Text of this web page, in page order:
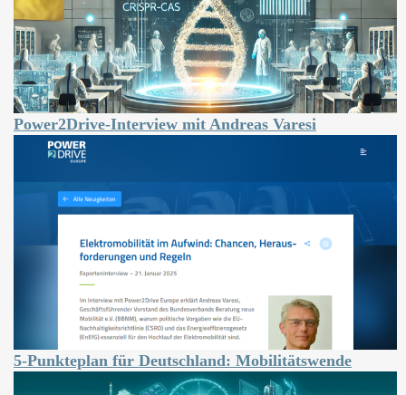
Power2Drive-Interview mit Andreas Varesi
5-Punkteplan für Deutschland: Mobilitätswende